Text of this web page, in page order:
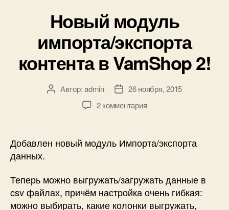
Новый модуль
импорта/экспорта
контента в VamShop 2!
АвторАвтор:admin
Дата26 ноября, 2015
2 комментарияк
модуль
импорта/
в
VamShop
2!
Добавлен новый модуль Импорта/экспорта
данных.
Теперь можно выгружать/загружать данные в
csv файлах, причём настройка очень гибкая:
можно выбирать, какие колонки выгружать,